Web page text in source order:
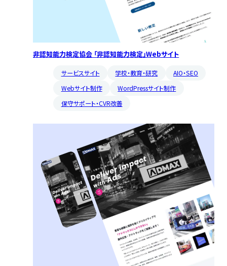
非認知能力検定協会 「非認知能力検定」Webサイト
サービスサイト 学校・教育・研究
AIO・SEO
Webサイト制作
WordPressサイト制作
保守サポート・CVR改善